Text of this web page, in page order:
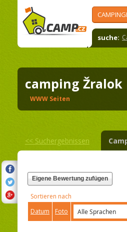
suche:
camping Žralok
WWW Seiten
<< Suchergebnissen
Eigene Bewertung zufügen
Sortieren nach
Datum
Foto